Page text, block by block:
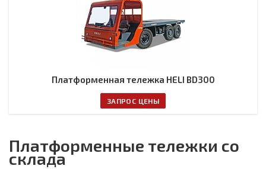
Платформенная тележка HELI BD300
ЗАПРОС ЦЕНЫ
Платформенные тележки со
склада